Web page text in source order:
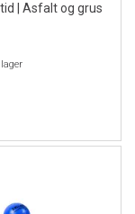
| Asfalt og grus